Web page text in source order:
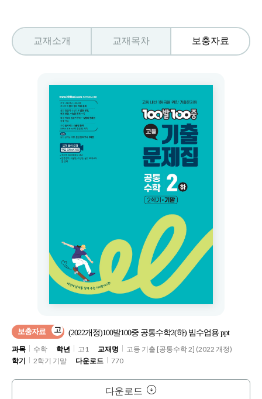
교재소개 교재목차 보충자료
보충자료 고 (2022개정)100발100중 공통수학2(하) 빔수업용 ppt
과목 수학 학년 고1 교재명
고등 기출 [공통수학 2] (2022 개정)
학기
2학기 기말 다운로드 770
다운로드